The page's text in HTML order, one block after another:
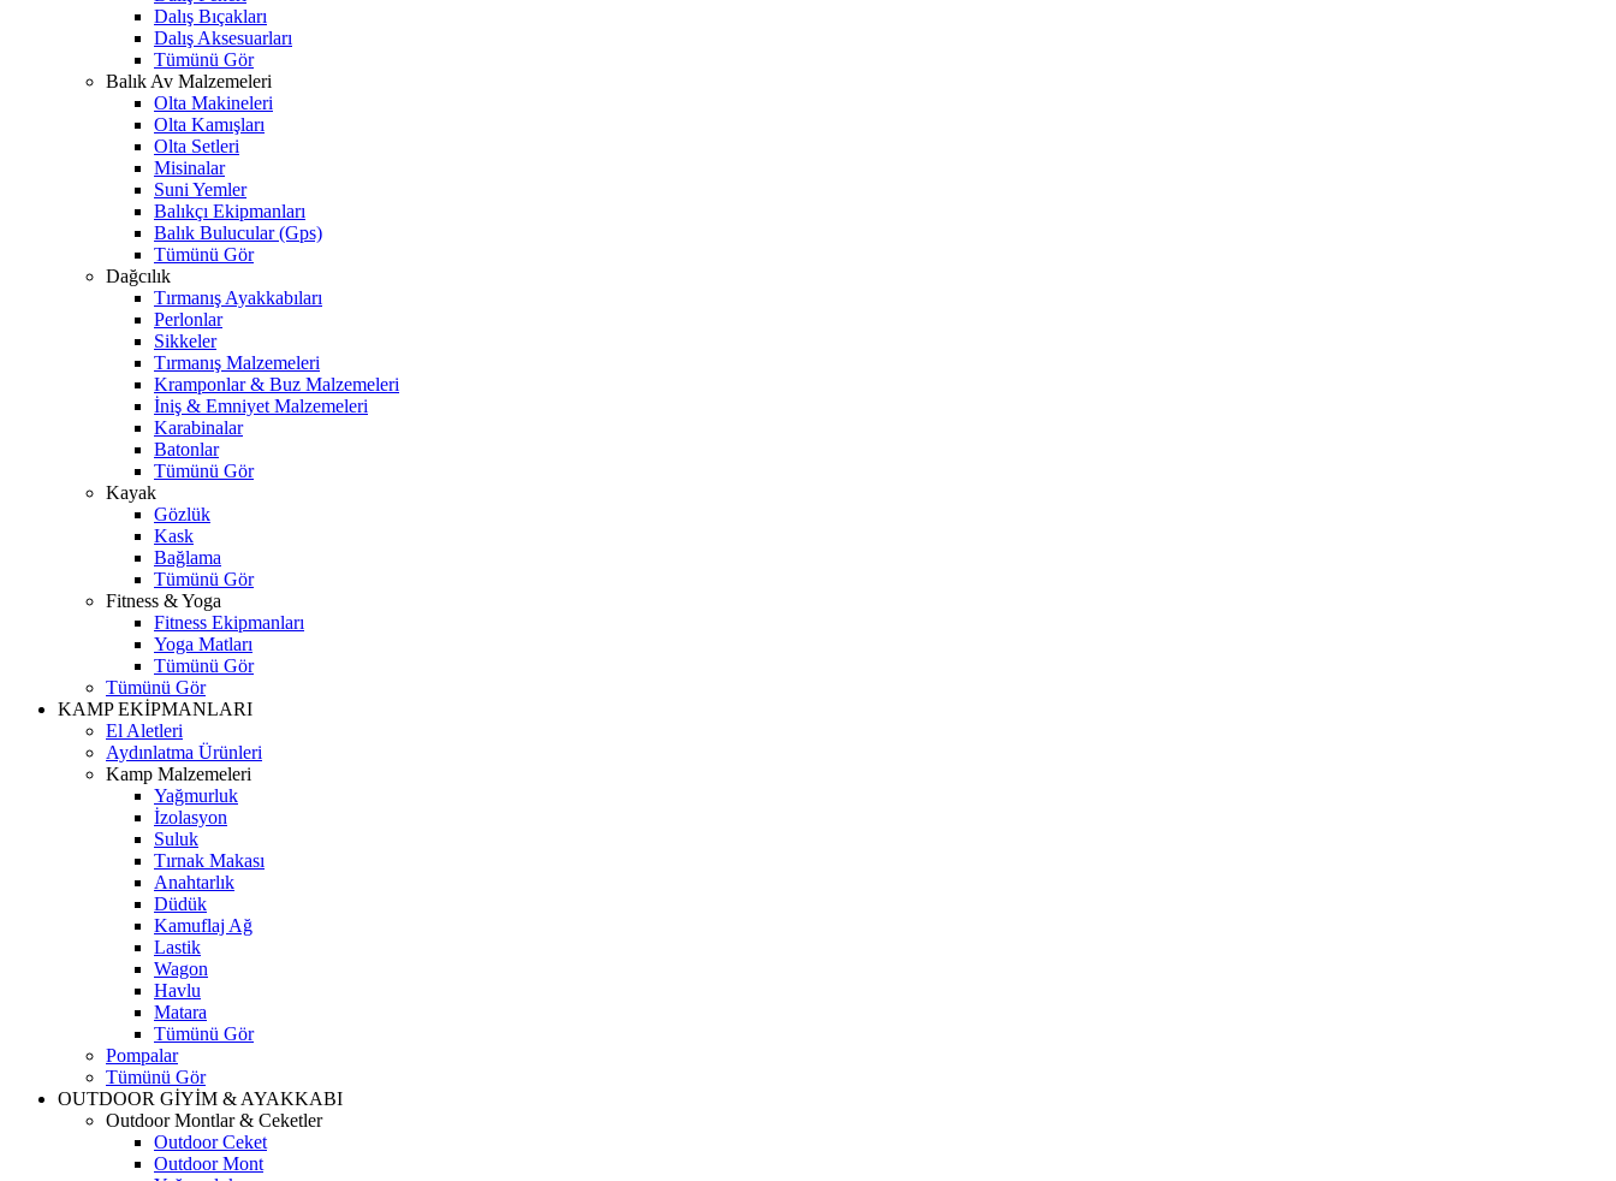
Dalış Bıçakları
Dalış Aksesuarları
Tümünü Gör
Balık Av Malzemeleri
Olta Makineleri
Olta Kamışları
Olta Setleri
Misinalar
Suni Yemler
Balıkçı Ekipmanları
Balık Bulucular (Gps)
Tümünü Gör
Dağcılık
Tırmanış Ayakkabıları
Perlonlar
Sikkeler
Tırmanış Malzemeleri
Kramponlar & Buz Malzemeleri
İniş & Emniyet Malzemeleri
Karabinalar
Batonlar
Tümünü Gör
Kayak
Gözlük
Kask
Bağlama
Tümünü Gör
Fitness & Yoga
Fitness Ekipmanları
Yoga Matları
Tümünü Gör
Tümünü Gör
KAMP EKİPMANLARI
El Aletleri
Aydınlatma Ürünleri
Kamp Malzemeleri
Yağmurluk
İzolasyon
Suluk
Tırnak Makası
Anahtarlık
Düdük
Kamuflaj Ağ
Lastik
Wagon
Havlu
Matara
Tümünü Gör
Pompalar
Tümünü Gör
OUTDOOR GİYİM & AYAKKABI
Outdoor Montlar & Ceketler
Outdoor Ceket
Outdoor Mont